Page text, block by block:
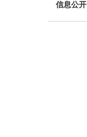
信息公开